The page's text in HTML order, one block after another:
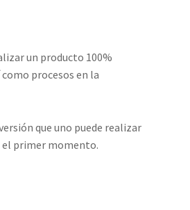
un producto 100%
procesos en la
que uno puede realizar
el primer momento.